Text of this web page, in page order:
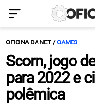
OFICINA DA NET GAMES
Scorn, jogo
para 2022 e
polêmica